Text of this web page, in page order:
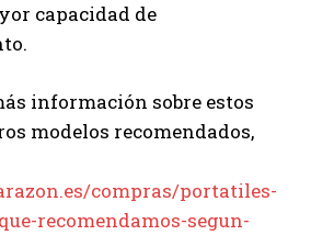
capacidad de
información sobre estos
modelos recomendados,
compras/portatiles-
recomendamos-segun-